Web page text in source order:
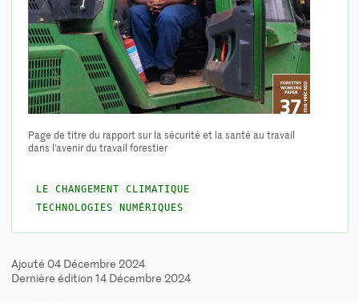
Page de titre du rapport sur la sécurité et la santé au travail
dans l'avenir du travail forestier
LE CHANGEMENT CLIMATIQUE
TECHNOLOGIES NUMÉRIQUES
Ajouté 04 Décembre 2024
Dernière édition 14 Décembre 2024